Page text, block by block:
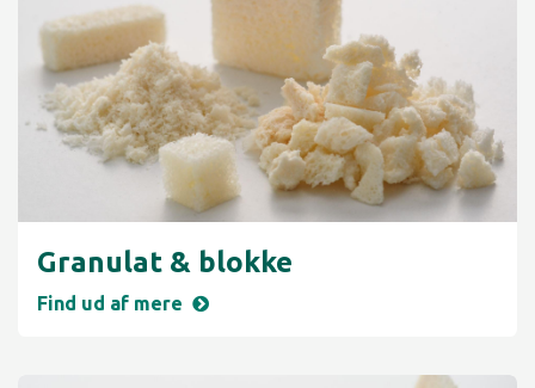
Granulat & blokke
Find ud af mere